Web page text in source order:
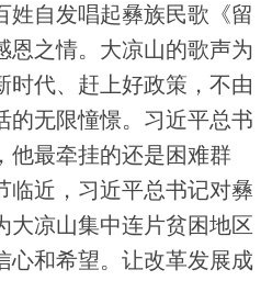
自发唱起彝族民歌《留
恩之情。大凉山的歌声为
时代、赶上好政策，不由
的无限憧憬。习近平总书
他最牵挂的还是困难群
临近，习近平总书记对彝
大凉山集中连片贫困地区
心和希望。让改革发展成